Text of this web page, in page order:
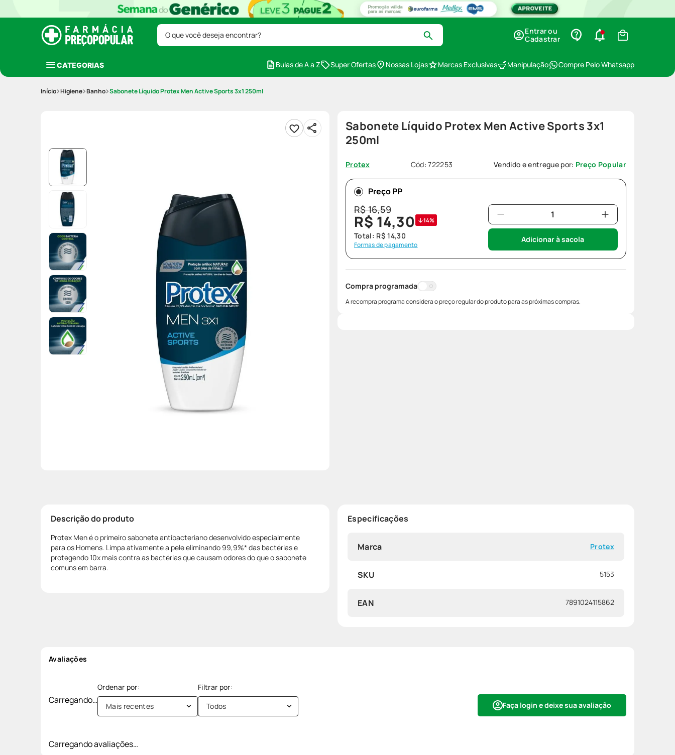
O que você deseja encontrar?
Entrar ou
Cadastrar
CATEGORIAS Bulas de A a Z Super Ofertas Nossas Lojas Marcas Exclusivas Manipulação Compre Pelo Whatsapp
Higiene Banho Sabonete Líquido Protex Men Active Sports 3x1 250ml
Sabonete Líquido Protex Men Active Sports 3x1
250ml
Protex Cód:722253 Vendido e entregue por: Preço Popular
Preço PP
R$16,59
R$ 14,30 14%
Total: R$ 14,30
Formas de pagamento
Adicionar à sacola
Compra programada
A recompra programa considera o preço regular do produto para as próximas compras.
Descrição do produto
Protex Men é o primeiro sabonete antibacteriano desenvolvido especialmente
para os Homens. Limpa ativamente a pele eliminando 99,9%* das bactérias e
protegendo 10x mais contra as bactérias que causam odores do que o sabonete
comuns em barra.
Especificações
Marca Protex
SKU 5153
EAN 7891024115862
Avaliações
Carregando… Faça login e deixe sua avaliação
Mais recentes Todos
Carregando avaliações…